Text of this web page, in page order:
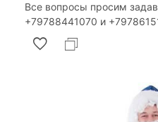
Все вопросы просим
‎+79788441070 и